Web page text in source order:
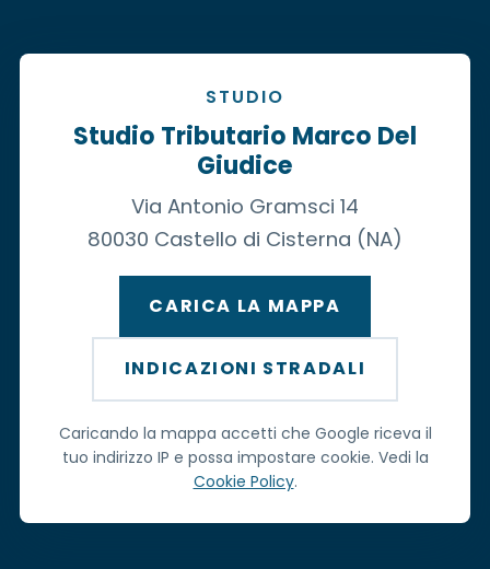
STUDIO
Studio Tributario Marco Del
Giudice
Via Antonio Gramsci 14
80030 Castello di Cisterna (NA)
CARICA LA MAPPA
INDICAZIONI STRADALI
Caricando la mappa accetti che Google riceva il
tuo indirizzo IP e possa impostare cookie. Vedi la
Cookie Policy.